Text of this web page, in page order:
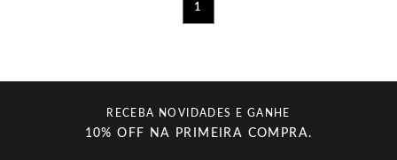
1
RECEBA NOVIDADES E GANHE
10% OFF NA PRIMEIRA COMPRA.